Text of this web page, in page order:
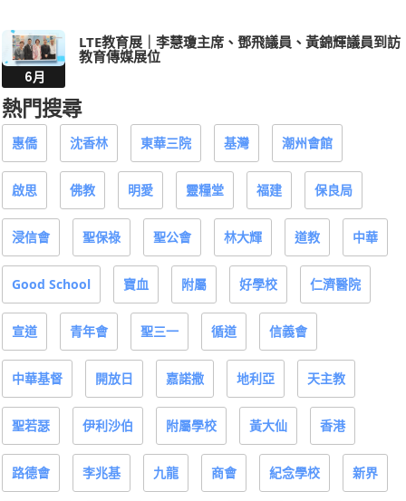
6月
LTE教育展｜李慧瓊主席、鄧飛議員、黃錦輝議員到訪
教育傳媒展位
熱門搜尋
惠僑 沈香林 東華三院 基灣 潮州會館
啟思 佛教 明愛 靈糧堂 福建 保良局
浸信會 聖保祿 聖公會 林大輝 道教 中華
Good School 寶血 附屬 好學校 仁濟醫院
宣道 青年會 聖三一 循道 信義會
中華基督 開放日 嘉諾撒 地利亞 天主教
聖若瑟 伊利沙伯 附屬學校 黃大仙 香港
路德會 李兆基 九龍 商會 紀念學校 新界